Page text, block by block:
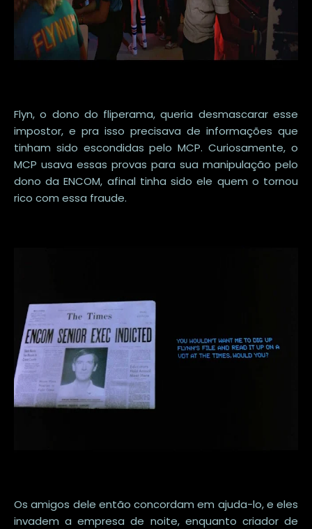
Flyn, o dono do fliperama, queria desmascarar esse
impostor, e pra isso precisava de informações que
tinham sido escondidas pelo MCP. Curiosamente, o
MCP usava essas provas para sua manipulação pelo
dono da ENCOM, afinal tinha sido ele quem o tornou
rico com essa fraude.
Os amigos dele então concordam em ajuda-lo, e eles
invadem a empresa de noite, enquanto criador de